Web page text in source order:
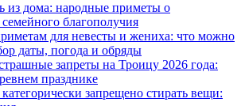
из дома: народные приметы о
благополучия
для невесты и жениха: что можно
даты, погода и обряды
запреты на Троицу 2026 года:
празднике
запрещено стирать вещи: